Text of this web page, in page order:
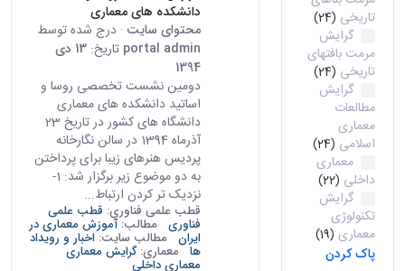
تاریخی (24)
گرایش
مرمت بافتهای
تاریخی (24)
گرایش
مطالعات
معماری
اسلامی (24)
معماری
داخلی (22)
گرایش
تکنولوژی
معماری (19)
پاک کردن
دانشکده های معماری
محتوای سایت · درج شده توسط
portal admin تاریخ:
13 دی
1394
دومین نشست تخصصی روسا و
اساتید دانشکده های معماری
دانشگاه های کشور در تاریخ 23
آذرماه 1394 در سالن نگارخانه
پردیس هنرهای زیبا برای پرداختن
به دو موضوع زیر برگزار شد: 1-
نزدیک تر کردن ارتباط...
قطب علمی فناوری: قطب علمی
فناوری مطالب:آموزش معماری در
ایران مطالب سایت: اخبار و رویداد
ها معماری:گرایش معماری
معماری داخلی